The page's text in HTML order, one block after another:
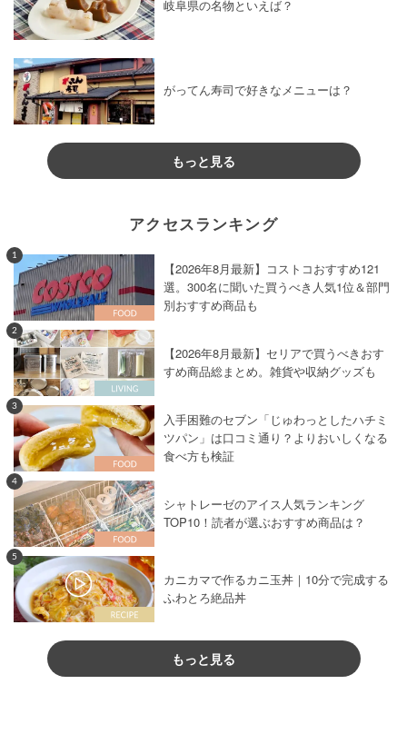
岐阜県の名物といえば？
がってん寿司で好きなメニューは？
もっと見る
アクセスランキング
1
【2026年8月最新】コストコおすすめ121
選。300名に聞いた買うべき人気1位＆部門
別おすすめ商品も
2
【2026年8月最新】セリアで買うべきおす
すめ商品総まとめ。雑貨や収納グッズも
3
入手困難のセブン「じゅわっとしたハチミ
ツパン」は口コミ通り？よりおいしくなる
食べ方も検証
4
シャトレーゼのアイス人気ランキング
TOP10！読者が選ぶおすすめ商品は？
5
カニカマで作るカニ玉丼｜10分で完成する
ふわとろ絶品丼
もっと見る